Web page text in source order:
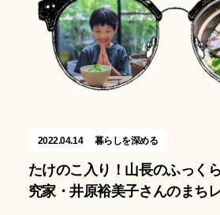
2022.04.14 暮らしを深める
たけのこ入り！山長のふっく
究家・井原裕美子さんのまち